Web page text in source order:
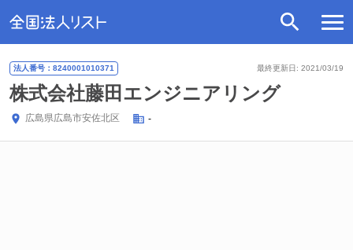
最終更新日: 2021/03/19
法人番号：8240001010371
株式会社藤田エンジニアリング
広島県広島市安佐北区 -